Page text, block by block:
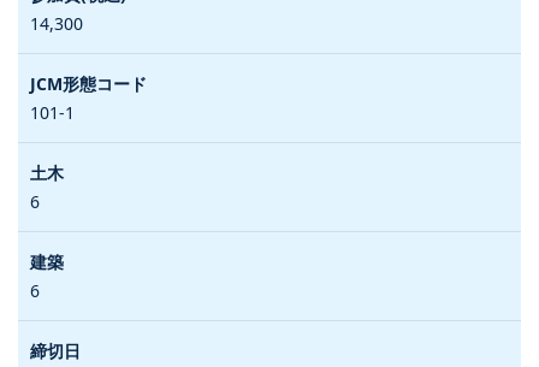
14,300
101-1
6
6